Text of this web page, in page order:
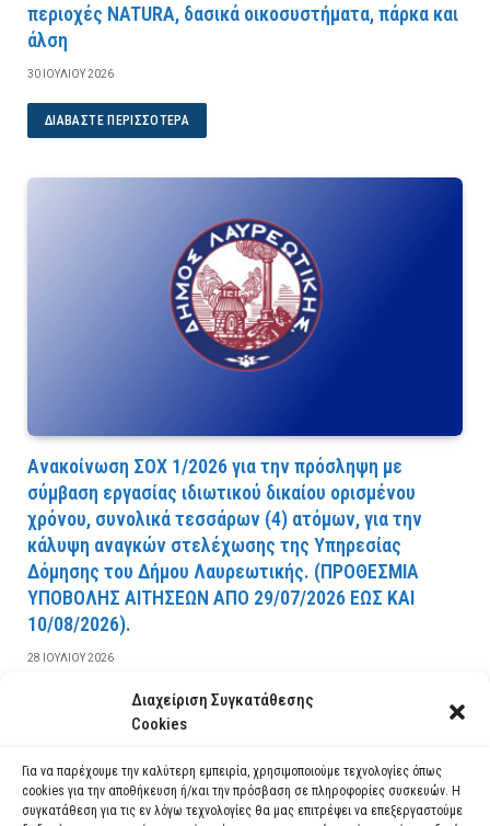
Διαχείριση Συγκατάθεσης
Cookies
Για να παρέχουμε την καλύτερη εμπειρία, χρησιμοποιούμε τεχνολογίες όπως
cookies για την αποθήκευση ή/και την πρόσβαση σε πληροφορίες συσκευών. Η
συγκατάθεση για τις εν λόγω τεχνολογίες θα μας επιτρέψει να επεξεργαστούμε
περιοχές NATURA, δασικά οικοσυστήματα, πάρκα και
άλση
30 ΙΟΥΛΊΟΥ 2026
ΔΙΑΒΆΣΤΕ ΠΕΡΙΣΣΌΤΕΡΑ
Ανακοίνωση ΣΟΧ 1/2026 για την πρόσληψη με
σύμβαση εργασίας ιδιωτικού δικαίου ορισμένου
χρόνου, συνολικά τεσσάρων (4) ατόμων, για την
κάλυψη αναγκών στελέχωσης της Υπηρεσίας
Δόμησης του Δήμου Λαυρεωτικής. (ΠPOΘEΣMIA
YΠOBOΛHΣ AITHΣEΩN AΠO 29/07/2026 EΩΣ KAI
10/08/2026).
28 ΙΟΥΛΊΟΥ 2026
ΔΙΑΒΆΣΤΕ ΠΕΡΙΣΣΌΤΕΡΑ